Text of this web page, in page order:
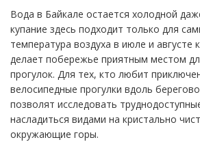
Вода в Байкале остается холодной
купание здесь подходит только для
температура воздуха в июле и августе
делает побережье приятным местом
прогулок. Для тех, кто любит
велосипедные прогулки вдоль
позволят исследовать
насладиться видами на кристально
окружающие горы.